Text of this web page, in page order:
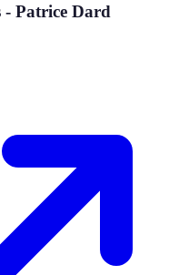
- Patrice Dard